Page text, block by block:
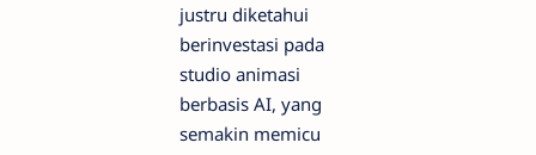
justru diketahui
berinvestasi pada
studio animasi
berbasis AI, yang
semakin memicu